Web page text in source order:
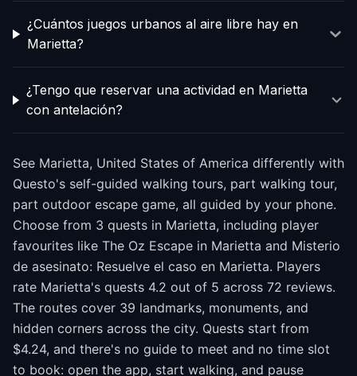
¿Cuántos juegos urbanos al aire libre hay en
Marietta?
¿Tengo que reservar una actividad en Marietta
con antelación?
See Marietta, United States of America differently with
Questo's self-guided walking tours, part walking tour,
part outdoor escape game, all guided by your phone.
Choose from 3 quests in Marietta, including player
favourites like The Oz Escape in Marietta and Misterio
de asesinato: Resuelve el caso en Marietta. Players
rate Marietta's quests 4.2 out of 5 across 72 reviews.
The routes cover 39 landmarks, monuments, and
hidden corners across the city. Quests start from
$4.24, and there's no guide to meet and no time slot
to book: open the app, start walking, and pause